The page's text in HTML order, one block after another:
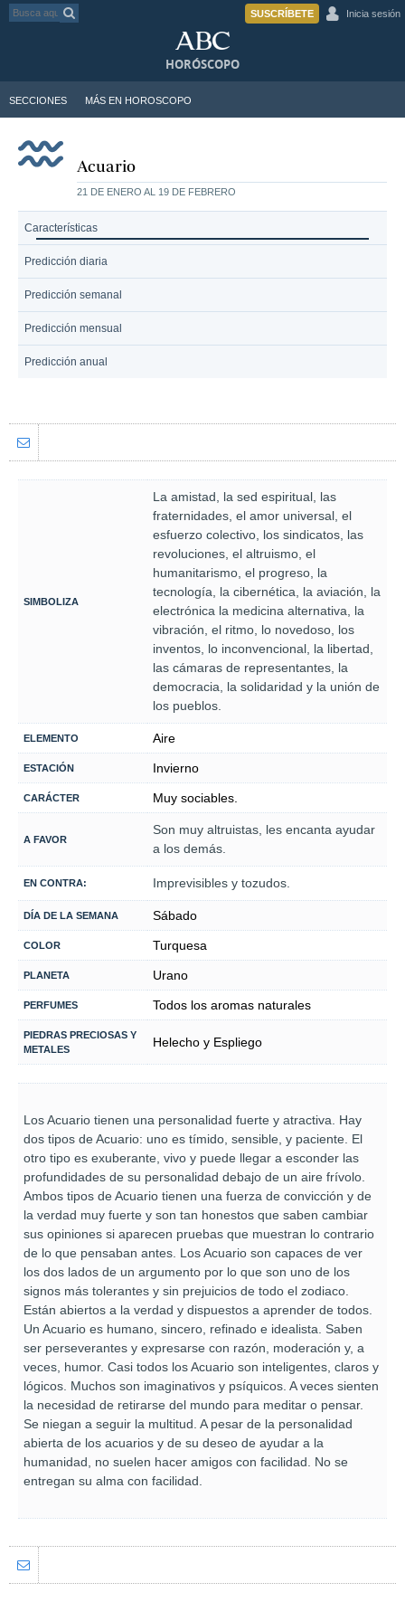
SUSCRÍBETE Inicia sesión
SECCIONES MÁS EN HOROSCOPO
HORÓSCOPO
Acuario
21 DE ENERO AL 19 DE FEBRERO
Características
Predicción diaria
Predicción semanal
Predicción mensual
Predicción anual
SIMBOLIZA
La amistad, la sed espiritual, las
fraternidades, el amor universal, el
esfuerzo colectivo, los sindicatos, las
revoluciones, el altruismo, el
humanitarismo, el progreso, la
tecnología, la cibernética, la aviación, la
electrónica la medicina alternativa, la
vibración, el ritmo, lo novedoso, los
inventos, lo inconvencional, la libertad,
las cámaras de representantes, la
democracia, la solidaridad y la unión de
los pueblos.
ELEMENTO Aire
ESTACIÓN Invierno
CARÁCTER Muy sociables.
A FAVOR
Son muy altruistas, les encanta ayudar
a los demás.
EN CONTRA: Imprevisibles y tozudos.
DÍA DE LA SEMANA Sábado
COLOR Turquesa
PLANETA Urano
PERFUMES Todos los aromas naturales
PIEDRAS PRECIOSAS Y
METALES
Helecho y Espliego
Los Acuario tienen una personalidad fuerte y atractiva. Hay
dos tipos de Acuario: uno es tímido, sensible, y paciente. El
otro tipo es exuberante, vivo y puede llegar a esconder las
profundidades de su personalidad debajo de un aire frívolo.
Ambos tipos de Acuario tienen una fuerza de convicción y de
la verdad muy fuerte y son tan honestos que saben cambiar
sus opiniones si aparecen pruebas que muestran lo contrario
de lo que pensaban antes. Los Acuario son capaces de ver
los dos lados de un argumento por lo que son uno de los
signos más tolerantes y sin prejuicios de todo el zodiaco.
Están abiertos a la verdad y dispuestos a aprender de todos.
Un Acuario es humano, sincero, refinado e idealista. Saben
ser perseverantes y expresarse con razón, moderación y, a
veces, humor. Casi todos los Acuario son inteligentes, claros y
lógicos. Muchos son imaginativos y psíquicos. A veces sienten
la necesidad de retirarse del mundo para meditar o pensar.
Se niegan a seguir la multitud. A pesar de la personalidad
abierta de los acuarios y de su deseo de ayudar a la
humanidad, no suelen hacer amigos con facilidad. No se
entregan su alma con facilidad.